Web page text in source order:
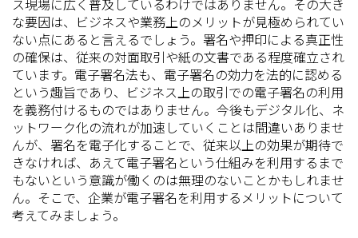
ス現場に広く普及しているわけではありません。その大き
な要因は、ビジネスや業務上のメリットが見極められてい
ない点にあると言えるでしょう。署名や押印による真正性
の確保は、従来の対面取引や紙の文書である程度確立され
ています。電子署名法も、電子署名の効力を法的に認める
という趣旨であり、ビジネス上の取引での電子署名の利用
を義務付けるものではありません。今後もデジタル化、ネ
ットワーク化の流れが加速していくことは間違いありませ
んが、署名を電子化することで、従来以上の効果が期待で
きなければ、あえて電子署名という仕組みを利用するまで
もないという意識が働くのは無理のないことかもしれませ
ん。そこで、企業が電子署名を利用するメリットについて
考えてみましょう。